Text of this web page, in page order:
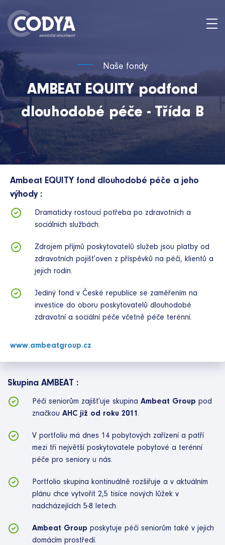
Naše fondy
AMBEAT EQUITY podfond
dlouhodobé péče - Třída B
Ambeat EQUITY fond dlouhodobé péče a jeho
výhody :
Dramaticky rostoucí potřeba po zdravotních a
sociálních službách.
Zdrojem příjmů poskytovatelů služeb jsou platby od
zdravotních pojišťoven z příspěvků na péči, klientů a
jejich rodin.
Jediný fond v České republice se zaměřením na
investice do oboru poskytovatelů dlouhodobé
zdravotní a sociální péče včetně péče terénní.
www.ambeatgroup.cz
Skupina AMBEAT :
Péči seniorům zajišťuje skupina Ambeat Group pod
značkou AHC již od roku 2011 .
V portfoliu má dnes 14 pobytových zařízení a patří
mezi tři největší poskytovatele pobytové a terénní
péče pro seniory u nás.
Portfolio skupina kontinuálně rozšiřuje a v aktuálním
plánu chce vytvořit 2,5 tisíce nových lůžek v
nadcházejících 5-8 letech.
Ambeat Group poskytuje péči seniorům také v jejich
domácím prostředí.